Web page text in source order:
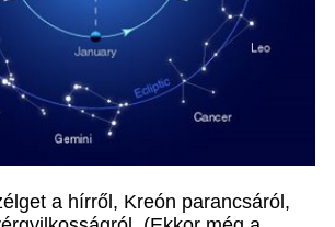
a hírről, Kreón parancsáról,